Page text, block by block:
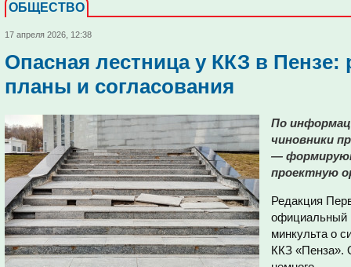
ОБЩЕСТВО
17 апреля 2026, 12:38
Опасная лестница у ККЗ в Пензе:
планы и согласования
По
чиновники
—
проектную
Редакция
официальный
минкульта о
ККЗ «Пенза».